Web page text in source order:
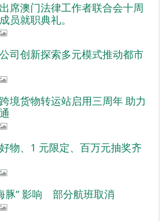
席澳门法律工作者联合会十周
员就职典礼。
司创新探索多元模式推动都市
境货物转运站启用三周年 助力
物、1 元限定、百万元抽奖齐
豚” 影响 部分航班取消